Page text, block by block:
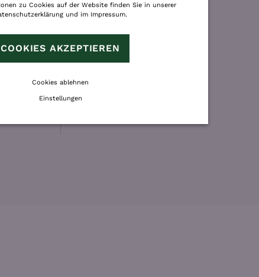
begleitet.
zu Cookies auf der Website finden Sie in unserer
und im Impressum.
COOKIES AKZEPTIEREN
Cookies ablehnen
Einstellungen